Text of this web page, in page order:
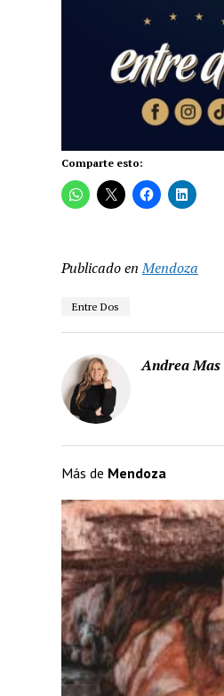
Comparte esto:
Publicado en Mendoza
Entre Dos
Andrea Mas
Más de Mendoza